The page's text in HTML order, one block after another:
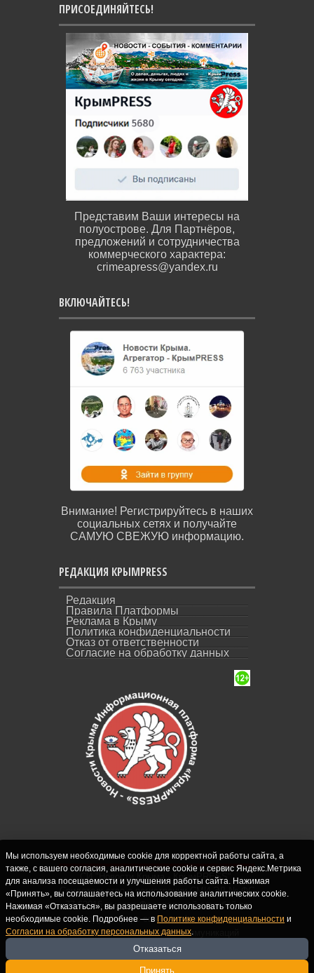
ПРИСОЕДИНЯЙТЕСЬ!
Представим Ваши интересы на
полуострове. Для Партнёров,
предложений и сотрудничества
коммерческого характера:
crimeapress@yandex.ru
ВКЛЮЧАЙТЕСЬ!
Внимание! Регистрируйтесь в наших
социальных сетях и получайте
САМУЮ СВЕЖУЮ информацию.
РЕДАКЦИЯ КРЫМPRESS
Редакция
Правила Платформы
Реклама в Крыму
Политика конфиденциальности
Отказ от ответственности
Согласие на обработку данных
СИ "Новости Крыма - КрымPRESS".
Свидетельство о регистрации СМИ ЭЛ № ФС
77-62916 выдано Федеральной службой по
надзору в сфере связи, информационных
технологий и массовых коммуникаций
(Роскомнадзор) 10.09.2015. Учредитель и
главный редактор: Крутских С.М. Почта:
Мы используем необходимые cookie для корректной работы сайта, а
также, с вашего согласия, аналитические cookie и сервис Яндекс.Метрика
для анализа посещаемости и улучшения работы сайта. Нажимая
«Принять», вы соглашаетесь на использование аналитических cookie.
Нажимая «Отказаться», вы разрешаете использовать только
необходимые cookie. Подробнее — в Политике конфиденциальности и
Согласии на обработку персональных данных.
Отказаться
Принять